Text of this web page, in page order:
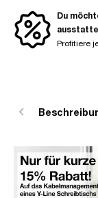
Du
Profitiere